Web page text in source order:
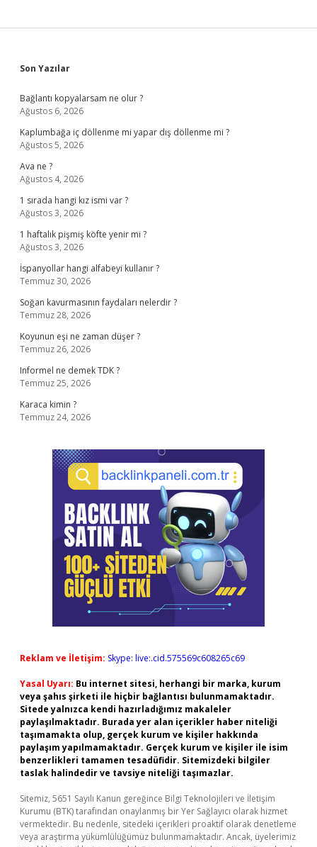
Sidebar
Son Yazılar
Bağlantı kopyalarsam ne olur ?
Ağustos 6, 2026
Kaplumbağa iç döllenme mi yapar dış döllenme mi ?
Ağustos 5, 2026
Ava ne ?
Ağustos 4, 2026
1 sırada hangi kız ismi var ?
Ağustos 3, 2026
1 haftalık pişmiş köfte yenir mi ?
Ağustos 3, 2026
İspanyollar hangi alfabeyi kullanır ?
Temmuz 30, 2026
Soğan kavurmasının faydaları nelerdir ?
Temmuz 28, 2026
Koyunun eşi ne zaman düşer ?
Temmuz 26, 2026
Informel ne demek TDK ?
Temmuz 25, 2026
Karaca kimin ?
Temmuz 24, 2026
Reklam ve İletişim: Skype: live:.cid.575569c608265c69
Yasal Uyarı: Bu internet sitesi, herhangi bir marka, kurum
veya şahıs şirketi ile hiçbir bağlantısı bulunmamaktadır.
Sitede yalnızca kendi hazırladığımız makaleler
paylaşılmaktadır. Burada yer alan içerikler haber niteliği
taşımamakta olup, gerçek kurum ve kişiler hakkında
paylaşım yapılmamaktadır. Gerçek kurum ve kişiler ile isim
benzerlikleri tamamen tesadüfidir. Sitemizdeki bilgiler
taslak halindedir ve tavsiye niteliği taşımazlar.
Sitemiz, 5651 Sayılı Kanun gereğince Bilgi Teknolojileri ve İletişim
Kurumu (BTK) tarafından onaylanmış bir Yer Sağlayıcı olarak hizmet
vermektedir. Bu nedenle, sitedeki içerikleri proaktif olarak denetleme
veya araştırma yükümlülüğümüz bulunmamaktadır. Ancak, üyelerimiz